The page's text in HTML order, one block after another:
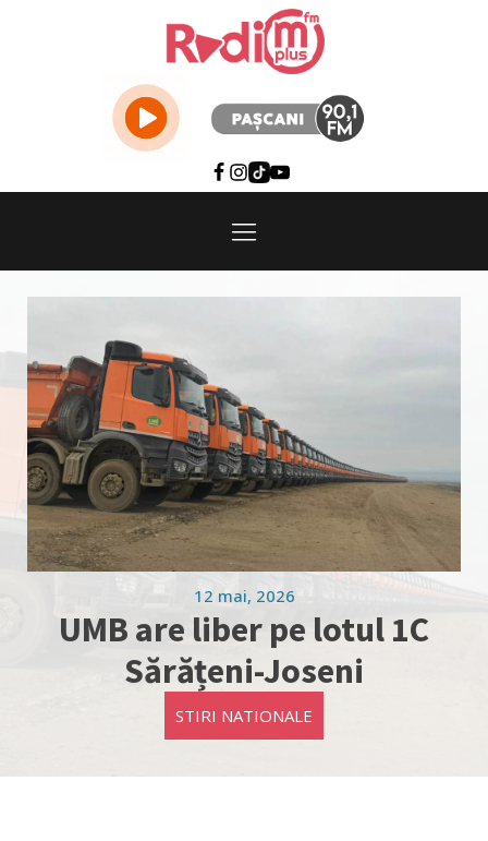
12 mai, 2026
UMB are liber pe lotul 1C
Sărățeni-Joseni
STIRI NATIONALE